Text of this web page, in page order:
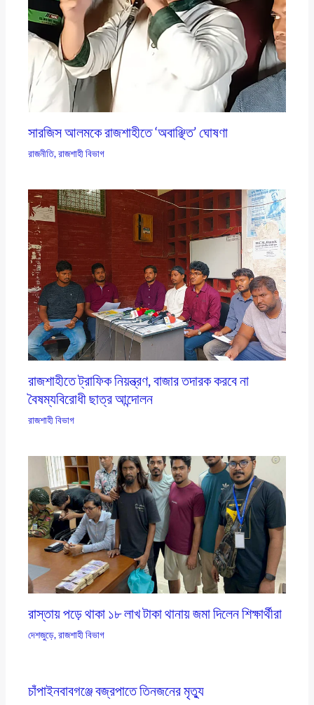
সারজিস আলমকে রাজশাহীতে ‘অবাঞ্ছিত’ ঘোষণা
রাজনীতি,রাজশাহী বিভাগ
রাজশাহীতে ট্রাফিক নিয়ন্ত্রণ, বাজার তদারক করবে না
বৈষম্যবিরোধী ছাত্র আন্দোলন
রাজশাহী বিভাগ
রাস্তায় পড়ে থাকা ১৮ লাখ টাকা থানায় জমা দিলেন শিক্ষার্থীরা
দেশজুড়ে,রাজশাহী বিভাগ
চাঁপাইনবাবগঞ্জে বজ্রপাতে তিনজনের মৃত্যু